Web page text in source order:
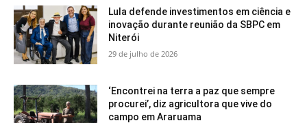
Lula defende investimentos em ciência e
inovação durante reunião da SBPC em
Niterói
29 de julho de 2026
‘Encontrei na terra a paz que sempre
procurei’, diz agricultora que vive do
campo em Araruama